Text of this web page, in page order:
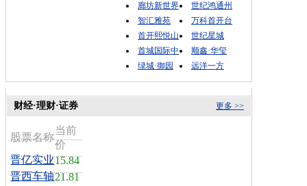
廊坊新世界
世纪鸿通州
智汇雅苑
万科首开台
首开熙悦山
世纪星城
首城国际中
顺鑫·华玺
绿城·御园
远洋一方
更多 >>
财经·理财·证券
股票名称
当前
价
晋亿实业15.84
晋西车轴21.81